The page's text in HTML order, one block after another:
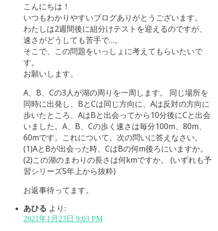
こんにちは！
いつもわかりやすいブログありがとうございます。
わたしは2週間後に組分けテストを迎えるのですが、
速さがどうしても苦手で…。
そこで、この問題をいっしょに考えてもらいたいで
す。
お願いします。
A、B、Cの3人が湖の周りを一周します。 同じ場所を
同時に出発し、BとCは同じ方向に、Aは反対の方向に
歩いたところ、AはBと出会ってから10分後にCと出会
いました。A、B、Cの歩く速さは毎分100m、80m、
60mです。これについて、次の問いに答えなさい。
(1)AとBが出会った時、CはBの何m後ろにいますか。
(2)この湖のまわりの長さは何kmですか。 (いずれも予
習シリーズ5年上から抜粋)
お返事待ってます。
あひる より:
2021年1月23日 9:03 PM